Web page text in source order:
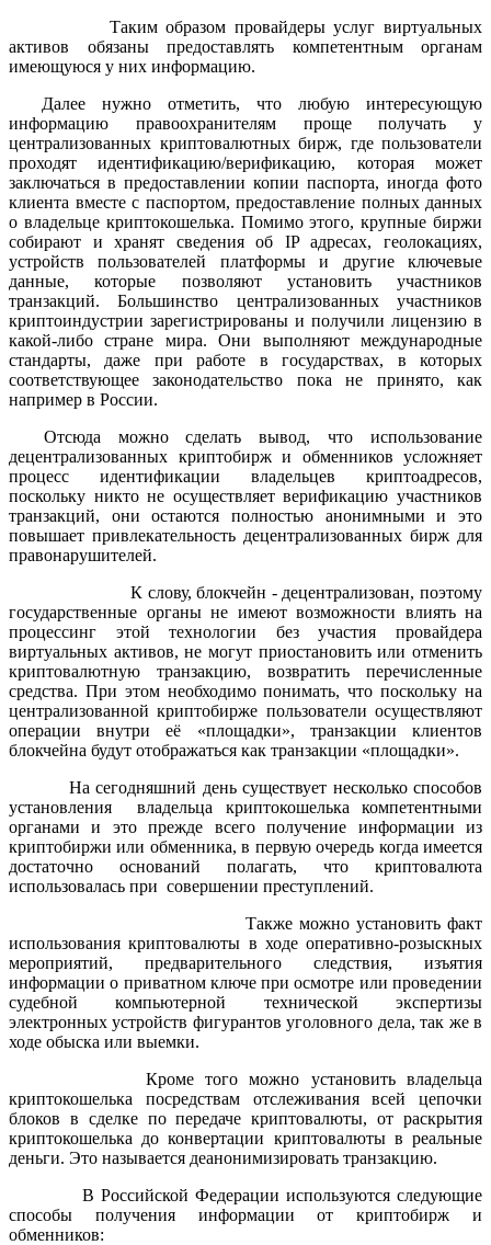
Таким образом провайдеры услуг виртуальных
активов обязаны предоставлять компетентным органам
имеющуюся у них информацию.
Далее нужно отметить, что любую интересующую
информацию правоохранителям проще получать у
централизованных криптовалютных бирж, где пользователи
проходят идентификацию/верификацию, которая может
заключаться в предоставлении копии паспорта, иногда фото
клиента вместе с паспортом, предоставление полных данных
о владельце криптокошелька. Помимо этого, крупные биржи
собирают и хранят сведения об IP адресах, геолокациях,
устройств пользователей платформы и другие ключевые
данные, которые позволяют установить участников
транзакций. Большинство централизованных участников
криптоиндустрии зарегистрированы и получили лицензию в
какой-либо стране мира. Они выполняют международные
стандарты, даже при работе в государствах, в которых
соответствующее законодательство пока не принято, как
например в России.
Отсюда можно сделать вывод, что использование
децентрализованных криптобирж и обменников усложняет
процесс идентификации владельцев криптоадресов,
поскольку никто не осуществляет верификацию участников
транзакций, они остаются полностью анонимными и это
повышает привлекательность децентрализованных бирж для
правонарушителей.
К слову, блокчейн - децентрализован, поэтому
государственные органы не имеют возможности влиять на
процессинг этой технологии без участия провайдера
виртуальных активов, не могут приостановить или отменить
криптовалютную транзакцию, возвратить перечисленные
средства. При этом необходимо понимать, что поскольку на
централизованной криптобирже пользователи осуществляют
операции внутри её «площадки», транзакции клиентов
блокчейна будут отображаться как транзакции «площадки».
На сегодняшний день существует несколько способов
установления владельца криптокошелька компетентными
органами и это прежде всего получение информации из
криптобиржи или обменника, в первую очередь когда имеется
достаточно оснований полагать, что криптовалюта
использовалась при совершении преступлений.
Также можно установить факт
использования криптовалюты в ходе оперативно-розыскных
мероприятий, предварительного следствия, изъятия
информации о приватном ключе при осмотре или проведении
судебной компьютерной технической экспертизы
электронных устройств фигурантов уголовного дела, так же в
ходе обыска или выемки.
Кроме того можно установить владельца
криптокошелька посредствам отслеживания всей цепочки
блоков в сделке по передаче криптовалюты, от раскрытия
криптокошелька до конвертации криптовалюты в реальные
деньги. Это называется деанонимизировать транзакцию.
В Российской Федерации используются следующие
способы получения информации от криптобирж и
обменников: